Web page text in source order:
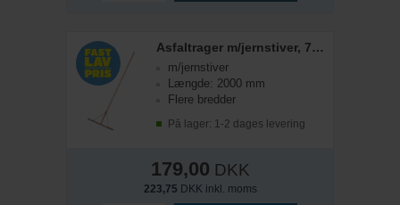
Asfaltrager m/jernstiver, 70 cm
m/jernstiver
Længde: 2000 mm
Flere bredder
På lager: 1-2 dages levering
179,00 DKK
223,75 DKK inkl. moms